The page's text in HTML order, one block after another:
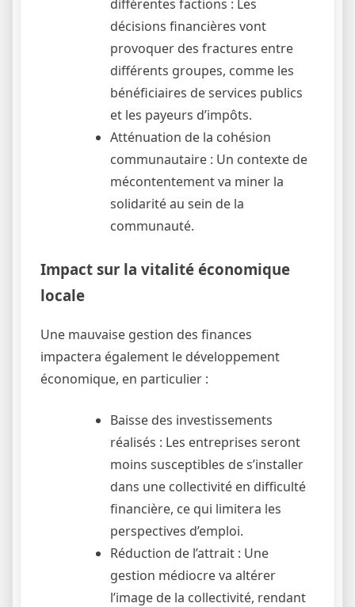
différentes factions : Les
décisions financières vont
provoquer des fractures entre
différents groupes, comme les
bénéficiaires de services publics
et les payeurs d’impôts.
Atténuation de la cohésion
communautaire : Un contexte de
mécontentement va miner la
solidarité au sein de la
communauté.
Impact sur la vitalité économique
locale
Une mauvaise gestion des finances
impactera également le développement
économique, en particulier :
Baisse des investissements
réalisés : Les entreprises seront
moins susceptibles de s’installer
dans une collectivité en difficulté
financière, ce qui limitera les
perspectives d’emploi.
Réduction de l’attrait : Une
gestion médiocre va altérer
l’image de la collectivité, rendant